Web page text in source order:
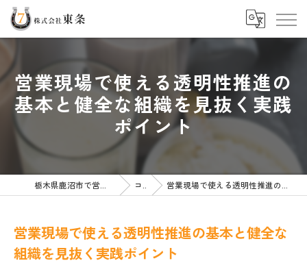
営業現場で使える透明性推進の
基本と健全な組織を見抜く実践
ポイント
栃木県鹿沼市で営業の求人なら株式会社東条 コラム 営業現場で使える透明性推進の基本と健全な組織を見抜く実践ポイント
営業現場で使える透明性推進の基本と健全な
組織を見抜く実践ポイント